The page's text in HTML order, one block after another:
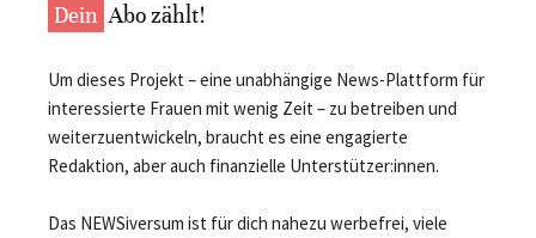
Dein Abo zählt!
Um dieses Projekt – eine unabhängige News-Plattform für
interessierte Frauen mit wenig Zeit – zu betreiben und
weiterzuentwickeln, braucht es eine engagierte
Redaktion, aber auch finanzielle Unterstützer:innen.
Das NEWSiversum ist für dich nahezu werbefrei, viele